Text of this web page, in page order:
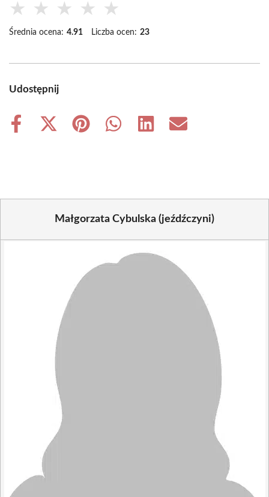
★ ★ ★ ★ ★
Średnia ocena: 4.91 Liczba ocen: 23
Udostępnij
Share
Share
Share
Share
Share
Share
Małgorzata Cybulska (jeźdźczyni)